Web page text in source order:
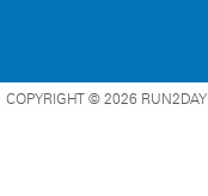
COPYRIGHT © 2026 RUN2DAY